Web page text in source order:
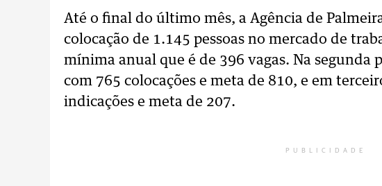
Até o final do último mês, a Agência de
colocação de 1.145 pessoas no mercado de
mínima anual que é de 396 vagas. Na segunda
com 765 colocações e meta de 810, e em
indicações e meta de 207.
PUBLICIDADE